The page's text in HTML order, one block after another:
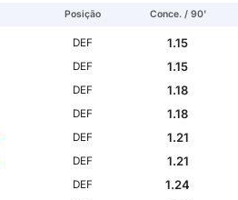
Posição Conce. / 90'
DEF
1.15
DEF
1.15
DEF
1.18
DEF
1.18
DEF
1.21
DEF
1.21
DEF
1.24